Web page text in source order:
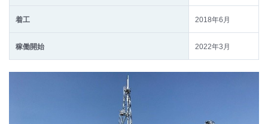
着工 2018年6月
稼働開始 2022年3月